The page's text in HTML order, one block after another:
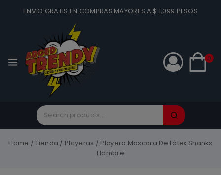
ENVIO GRATIS EN COMPRAS MAYORES A $ 1,099 PESOS
0
Home / Tienda / Playeras / Playera Mascara De Látex Shanks
Hombre